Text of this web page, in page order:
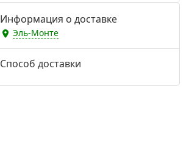
Информация о доставке
Эль-Монте
Способ доставки